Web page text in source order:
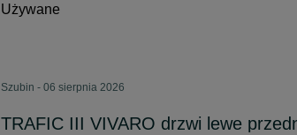
Używane
Szubin - 06 sierpnia 2026
TRAFIC III VIVARO drzwi lewe